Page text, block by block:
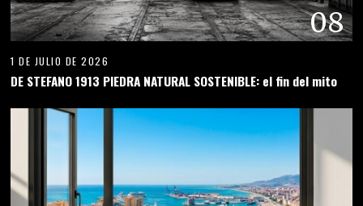
08
1 DE JULIO DE 2026
DE STEFANO 1913 PIEDRA NATURAL SOSTENIBLE: el fin del mito